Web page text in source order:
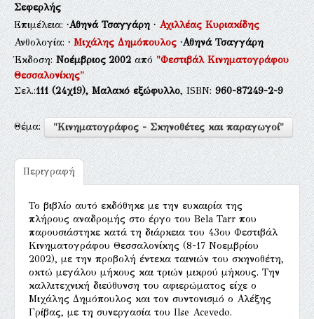
Σεφερλής
Επιμέλεια:·Αθηνά Τσαγγάρη·Αχιλλέας Κυριακίδης
Ανθολογία:·Μιχάλης Δημόπουλος·Αθηνά Τσαγγάρη
Έκδοση:Νοέμβριος 2002από"Φεστιβάλ Κινηματογράφου
Θεσσαλονίκης"
Σελ.:111(24χ19), Μαλακό εξώφυλλο, ISBN: 960-87249-2-9
Θέμα: "Κινηματογράφος - Σκηνοθέτες και παραγωγοί"
Περιγραφή
Το βιβλίο αυτό εκδόθηκε με την ευκαιρία της
πλήρους αναδρομής στο έργο του Bela Tarr που
παρουσιάστηκε κατά τη διάρκεια του 43ου Φεστιβάλ
Κινηματογράφου Θεσσαλονίκης (8-17 Νοεμβρίου
2002), με την προβολή έντεκα ταινιών του σκηνοθέτη,
οκτώ μεγάλου μήκους και τριών μικρού μήκους. Την
καλλιτεχνική διεύθυνση του αφιερώματος είχε ο
Μιχάλης Δημόπουλος και τον συντονισμό ο Αλέξης
Γρίβας, με τη συνεργασία του Ilse Acevedo.